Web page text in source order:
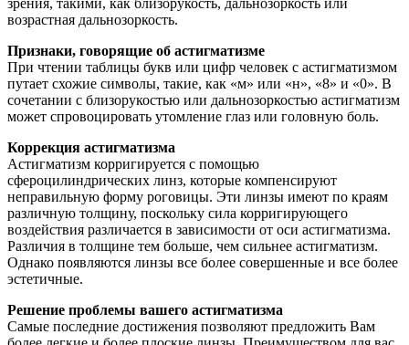
возрастная дальнозоркость.
Признаки, говорящие об астигматизме
При чтении таблицы букв или цифр человек с астигматизмом
путает схожие символы, такие, как «м» или «н», «8» и «0». В
сочетании с близорукостью или дальнозоркостью астигматизм
может спровоцировать утомление глаз или головную боль.
Коррекция астигматизма
Астигматизм корригируется с помощью
сфероцилиндрических линз, которые компенсируют
неправильную форму роговицы. Эти линзы имеют по краям
различную толщину, поскольку сила корригирующего
воздействия различается в зависимости от оси астигматизма.
Различия в толщине тем больше, чем сильнее астигматизм.
Однако появляются линзы все более совершенные и все более
эстетичные.
Решение проблемы вашего астигматизма
Самые последние достижения позволяют предложить Вам